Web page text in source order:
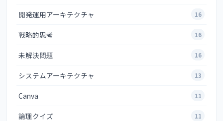
開発運用アーキテクチャ 16
戦略的思考 16
未解決問題 16
システムアーキテクチャ 13
Canva 11
論理クイズ 11